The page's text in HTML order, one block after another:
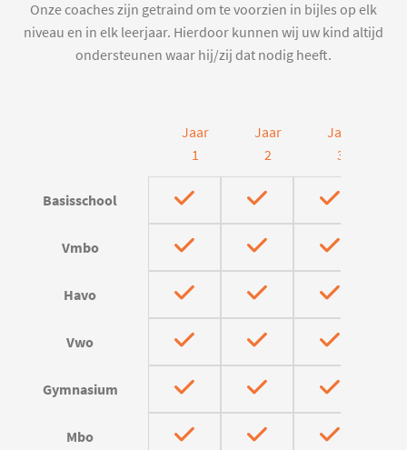
Onze coaches zijn getraind om te voorzien in bijles op elk
niveau en in elk leerjaar. Hierdoor kunnen wij uw kind altijd
ondersteunen waar hij/zij dat nodig heeft.
Jaar
1
Jaar
2
Jaar
3
Basisschool
Vmbo
Havo
Vwo
Gymnasium
Mbo